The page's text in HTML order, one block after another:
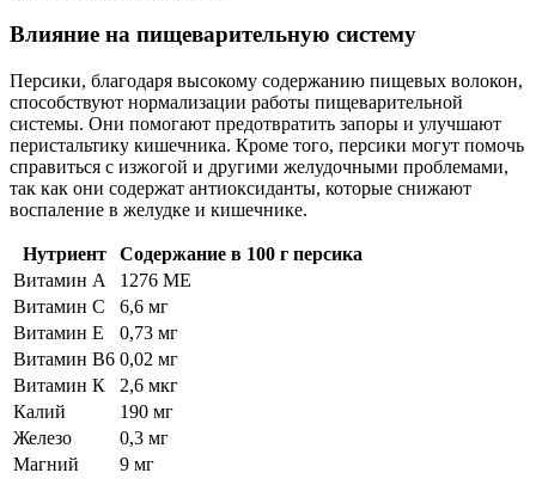
Влияние на пищеварительную систему
Персики, благодаря высокому содержанию пищевых волокон,
способствуют нормализации работы пищеварительной
системы. Они помогают предотвратить запоры и улучшают
перистальтику кишечника. Кроме того, персики могут помочь
справиться с изжогой и другими желудочными проблемами,
так как они содержат антиоксиданты, которые снижают
воспаление в желудке и кишечнике.
Нутриент
Содержание в 100 г персика
Витамин A
1276 МЕ
Витамин C
6,6 мг
Витамин E
0,73 мг
Витамин В6 0,02 мг
Витамин К
2,6 мкг
Калий
190 мг
Железо
0,3 мг
Магний
9 мг